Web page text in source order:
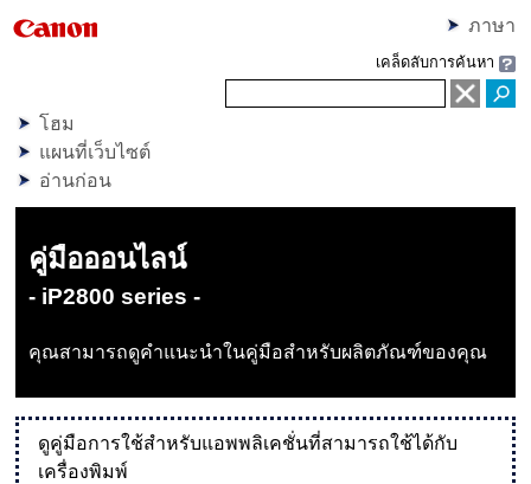
ภาษา
เคล็ดลับการค้นหา
โฮม
แผนที่เว็บไซต์
อ่านก่อน
คู่มือออนไลน์
- iP2800 series -
คุณสามารถดูคำแนะนำในคู่มือสำหรับผลิตภัณฑ์ของคุณ
ดูคู่มือการใช้สำหรับแอพพลิเคชั่นที่สามารถใช้ได้กับ
เครื่องพิมพ์